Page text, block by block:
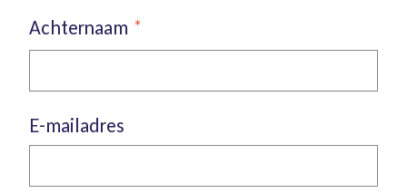
Achternaam *
E-mailadres